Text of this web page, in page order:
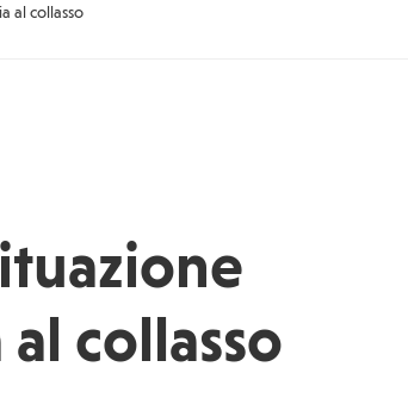
al collasso
collasso